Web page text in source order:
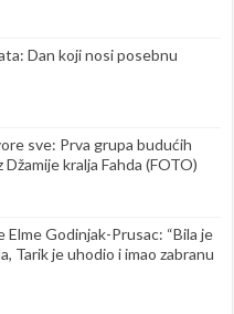
Dan koji nosi posebnu
sve: Prva grupa budućih
Džamije kralja Fahda (FOTO)
Godinjak-Prusac: “Bila je
Tarik je uhodio i imao zabranu